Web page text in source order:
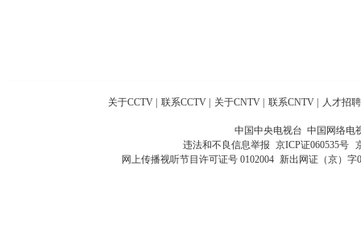
关于CCTV 联系CCTV 关于CNTV 联系CNTV 人才招聘
中国中央电视台 中国网络电
违法和不良信息举报 京ICP证060535号
网上传播视听节目许可证号 0102004 新出网证（京）